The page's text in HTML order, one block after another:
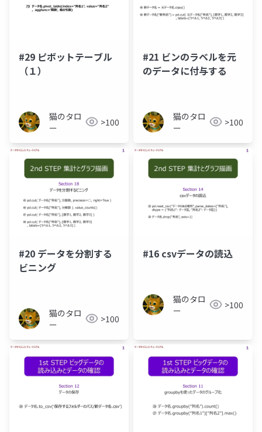
#29 ピボットテーブル
（１）
猫のタロ
ー
>100
#21 ビンのラベルを元
のデータに付与する
猫のタロ
ー
>100
#20 データを分割する
ビニング
猫のタロ
ー
>100
#16 csvデータの読込
猫のタロ
ー
>100